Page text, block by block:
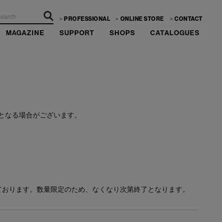
PROFESSIONAL ONLINE STORE CONTACT
MAGAZINE SUPPORT SHOPS CATALOGUES
る場合がございます。
ります。数量限定のため、なくなり次第終了となります。